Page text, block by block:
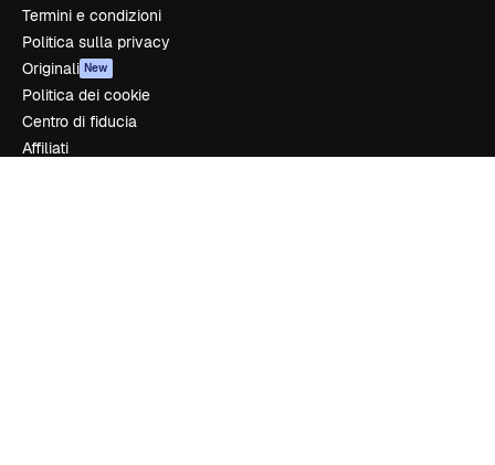
Termini e condizioni
Politica sulla privacy
Originali New
Politica dei cookie
Centro di fiducia
Affiliati